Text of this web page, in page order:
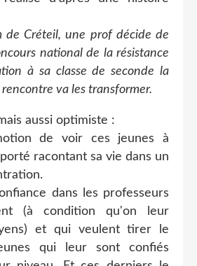
de Créteil, une prof décide de
national de la résistance
à sa classe de seconde la
va les transformer.
aussi optimiste :
de voir ces jeunes à
racontant sa vie dans un
dans les professeurs
(à condition qu'on leur
et qui veulent tirer le
qui leur sont confiés